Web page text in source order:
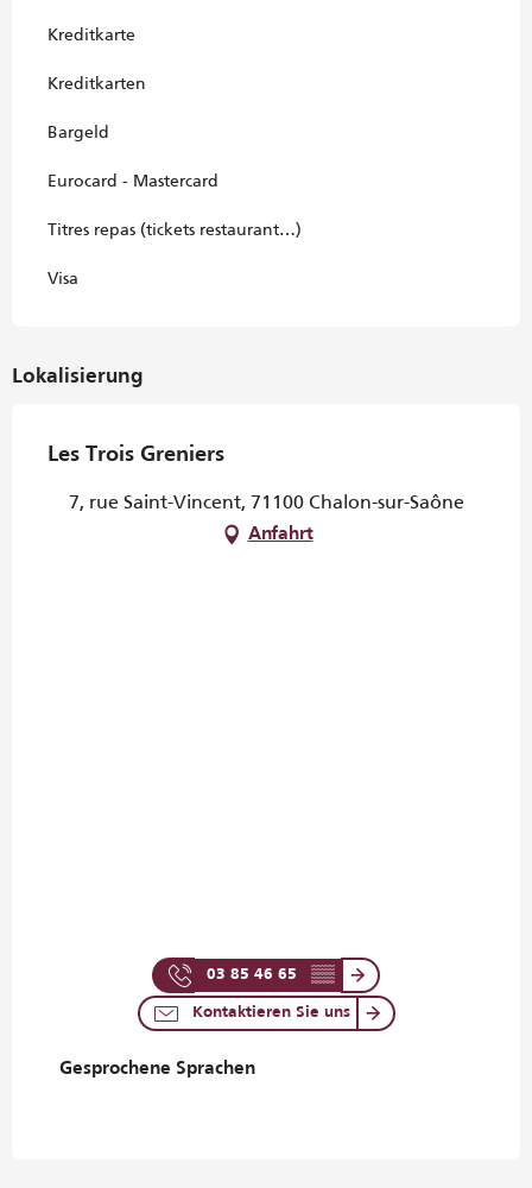
Kreditkarte
Kreditkarten
Bargeld
Eurocard - Mastercard
Titres repas (tickets restaurant…)
Visa
Lokalisierung
Les Trois Greniers
7, rue Saint-Vincent, 71100 Chalon-sur-Saône
Anfahrt
03 85 46 65 ▒▒
Kontaktieren Sie uns
Gesprochene Sprachen
Gesprochene Sprachen